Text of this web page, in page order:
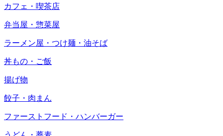
カフェ・喫茶店
弁当屋・惣菜屋
ラーメン屋・つけ麺・油そば
丼もの・ご飯
揚げ物
餃子・肉まん
ファーストフード・ハンバーガー